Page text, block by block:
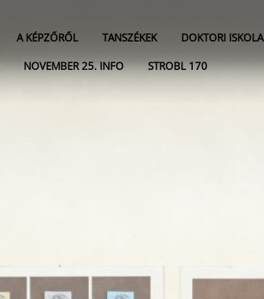
A KÉPZŐRŐL TANSZÉKEK DOKTORI ISKOLA
NOVEMBER 25. INFO STROBL 170